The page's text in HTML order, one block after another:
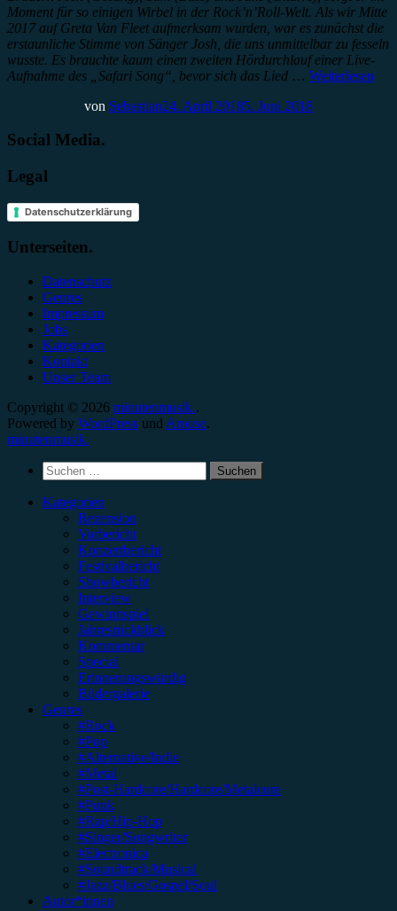
Moment für so einigen Wirbel in der Rock’n’Roll-Welt. Als wir Mitte
2017 auf Greta Van Fleet aufmerksam wurden, war es zunächst die
erstaunliche Stimme von Sänger Josh, die uns unmittelbar zu fesseln
wusste. Es brauchte kaum einen zweiten Hördurchlauf einer Live-
Aufnahme des „Safari Song“, bevor sich das Lied … Weiterlesen
von Sebastian24. April 20185. Juni 2018
Social Media.
Legal
Datenschutzerklärung
Unterseiten.
Datenschutz
Genres
Impressum
Jobs
Kategorien
Kontakt
Unser Team
Copyright © 2026 minutenmusik..
Powered by WordPress und Arouse.
minutenmusik.
Suchen
nach:
Kategorien
Rezension
Vorbericht
Konzertbericht
Festivalbericht
Showbericht
Interview
Gewinnspiel
Jahresrückblick
Kommentar
Special
Erinnerungswürdig
Bildergalerie
Genres
#Rock
#Pop
#Alternative/Indie
#Metal
#Post-Hardcore/Hardcore/Metalcore
#Punk
#Rap/Hip-Hop
#Singer/Songwriter
#Electronica
#Soundtrack/Musical
#Jazz/Blues/Gospel/Soul
Autor*innen